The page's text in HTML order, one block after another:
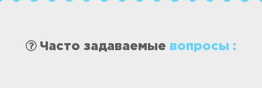
Часто задаваемые вопросы :